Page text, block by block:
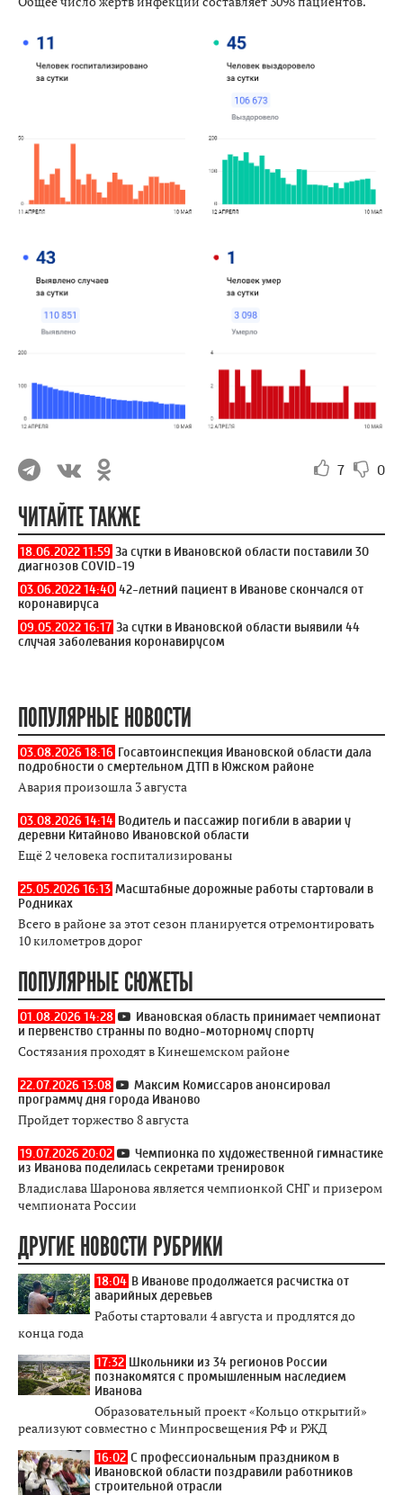
7 0
ЧИТАЙТЕ ТАКЖЕ
18.06.2022 11:59 За сутки в Ивановской области поставили 30
диагнозов COVID-19
03.06.2022 14:40 42-летний пациент в Иванове скончался от
коронавируса
09.05.2022 16:17 За сутки в Ивановской области выявили 44
случая заболевания коронавирусом
ПОПУЛЯРНЫЕ НОВОСТИ
03.08.2026 18:16 Госавтоинспекция Ивановской области дала
подробности о смертельном ДТП в Южском районе
Авария произошла 3 августа
03.08.2026 14:14 Водитель и пассажир погибли в аварии у
деревни Китайново Ивановской области
Ещё 2 человека госпитализированы
25.05.2026 16:13 Масштабные дорожные работы стартовали в
Родниках
Всего в районе за этот сезон планируется отремонтировать
10 километров дорог
ПОПУЛЯРНЫЕ СЮЖЕТЫ
01.08.2026 14:28
Ивановская область принимает чемпионат
и первенство странны по водно-моторному спорту
Состязания проходят в Кинешемском районе
22.07.2026 13:08
Максим Комиссаров анонсировал
программу дня города Иваново
Пройдет торжество 8 августа
19.07.2026 20:02
Чемпионка по художественной гимнастике
из Иванова поделилась секретами тренировок
Владислава Шаронова является чемпионкой СНГ и призером
чемпионата России
ДРУГИЕ НОВОСТИ РУБРИКИ
18:04 В Иванове продолжается расчистка от
аварийных деревьев
Работы стартовали 4 августа и продлятся до
конца года
17:32 Школьники из 34 регионов России
познакомятся с промышленным наследием
Иванова
Образовательный проект «Кольцо открытий»
реализуют совместно с Минпросвещения РФ и РЖД
16:02 С профессиональным праздником в
Ивановской области поздравили работников
строительной отрасли